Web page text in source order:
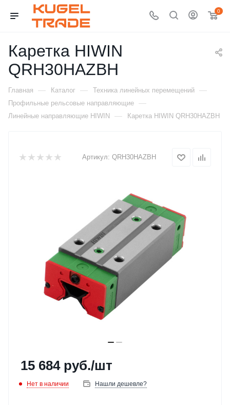
0
Каретка HIWIN
QRH30HAZBH
Главная — Каталог — Техника линейных перемещений —
Профильные рельсовые направляющие —
Линейные направляющие HIWIN — Каретка HIWIN QRH30HAZBH
Артикул: QRH30HAZBH
15 684руб./шт
Нет в наличии Нашли дешевле?